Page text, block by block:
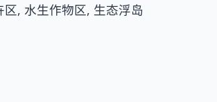
区, 水生作物区, 生态浮岛